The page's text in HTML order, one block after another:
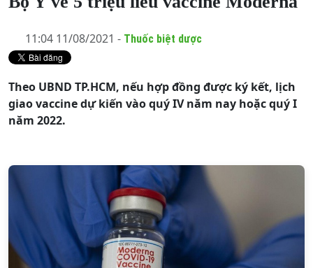
11:04 11/08/2021 - Thuốc biệt dược
Theo UBND TP.HCM, nếu hợp đồng được ký kết, lịch
giao vaccine dự kiến vào quý IV năm nay hoặc quý I
năm 2022.